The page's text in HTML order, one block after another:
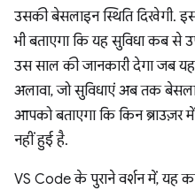
उसकी बेसलाइन स्थिति दिखेगी.
भी बताएगा कि यह सुविधा कब
उस साल की जानकारी देगा जब
अलावा, जो सुविधाएं अब तक
आपको बताएगा कि किन ब्राउज़र
नहीं हुई है.
VS Code के पुराने वर्शन में, यह